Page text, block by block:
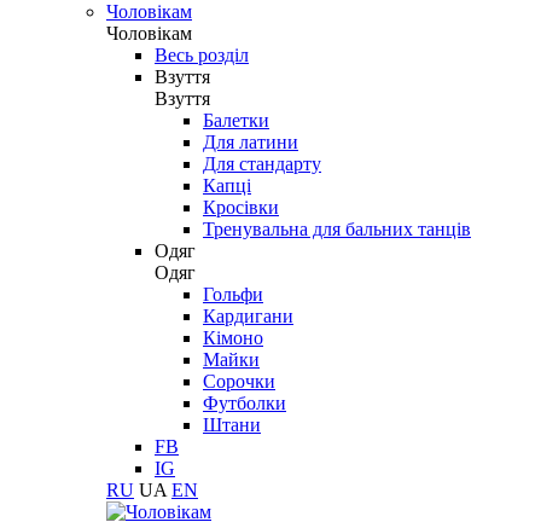
Чоловікам
Чоловікам
Весь розділ
Взуття
Взуття
Балетки
Для латини
Для стандарту
Капці
Кросівки
Тренувальна для бальних танців
Одяг
Одяг
Гольфи
Кардигани
Кімоно
Майки
Сорочки
Футболки
Штани
FB
IG
RU UA EN